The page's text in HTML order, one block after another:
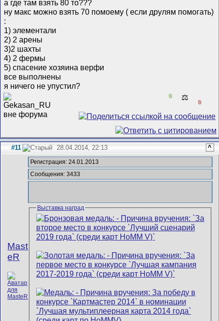
а где там взять 80 то???
ну макс можно взять 70 помоему ( если друлям помогать)
:
1) элементали
2) 2 арены
3)2 шахты
4) 2 фермы
5) спасение хозяина верфи
все выполнены
я ничего не упустил?
0 ⚖️
0
#11 28.04.2014, 22:13 ^
Mast
eR
Регистрация: 24.01.2013
Сообщения: 3433
Выставка наград